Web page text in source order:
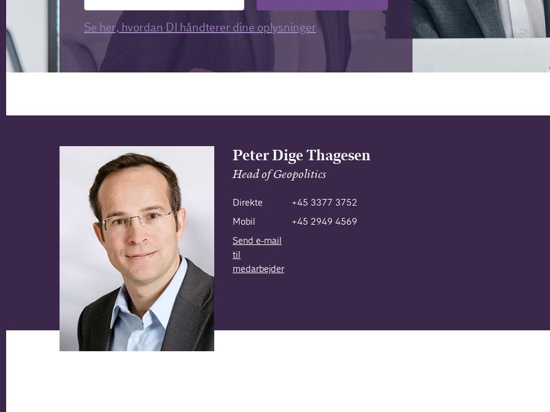
Se her, hvordan DI håndterer dine oplysninger
Peter Dige Thagesen
Head of Geopolitics
Direkte
+45 3377 3752
Mobil
+45 2949 4569
Send e-mail
til
medarbejder